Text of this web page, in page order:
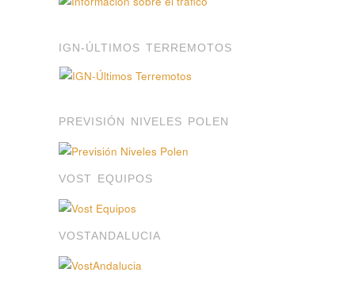
IGN-ÚLTIMOS TERREMOTOS
PREVISIÓN NIVELES POLEN
VOST EQUIPOS
VOSTANDALUCIA